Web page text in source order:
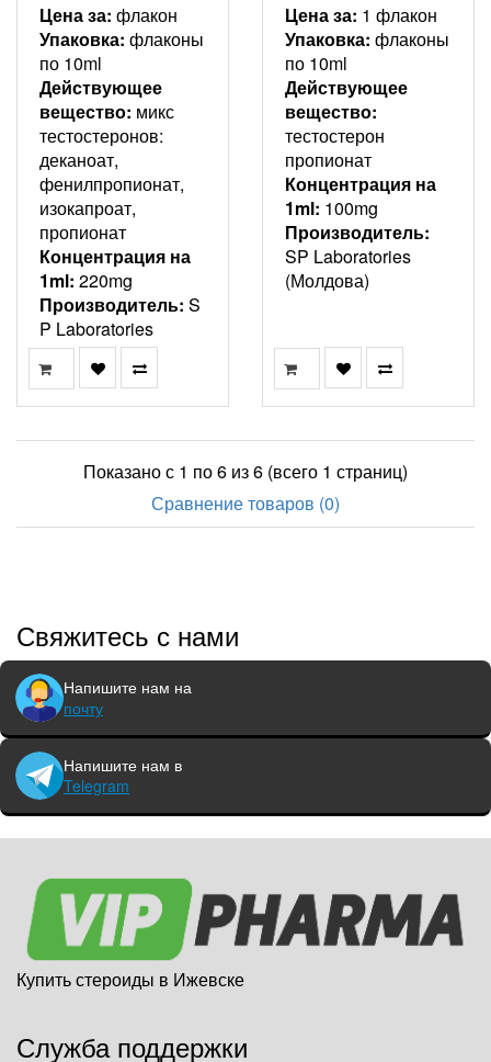
Цена за: флакон
Упаковка: флаконы
по 10ml
Действующее
вещество: микс
тестостеронов:
деканоат,
фенилпропионат,
изокапроат,
пропионат
Концентрация на
1ml: 220mg
Производитель: S
P Laboratories
Цена за: 1 флакон
Упаковка: флаконы
по 10ml
Действующее
вещество:
тестостерон
пропионат
Концентрация на
1ml: 100mg
Производитель:
SP Laboratories
(Молдова)
Показано с 1 по 6 из 6 (всего 1 страниц)
Сравнение товаров (0)
Свяжитесь с нами
Напишите нам на
почту
Напишите нам в
Telegram
Купить стероиды в Ижевске
Служба поддержки